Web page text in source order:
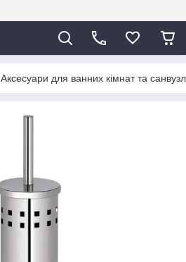
Аксесуари для ванних кімнат та